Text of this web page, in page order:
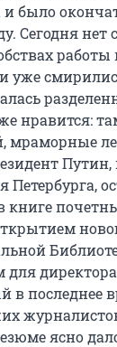
и было
Сегодня
работы
уже
нравится:
мраморные
Путин,
Петербурга,
книге
для
в последнее
ясно